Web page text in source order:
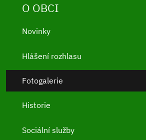
O OBCI
Novinky
Hlášení rozhlasu
Fotogalerie
Historie
Sociální služby